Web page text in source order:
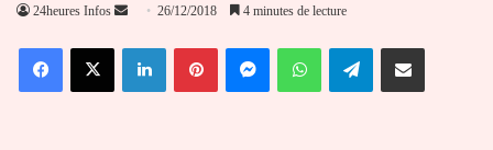
24heures Infos
Envoyer
courriel
26/12/2018 4 minutes de lecture
FacebookX LinkedinPinterestMessengerWhatsAppTelegramPartager par email